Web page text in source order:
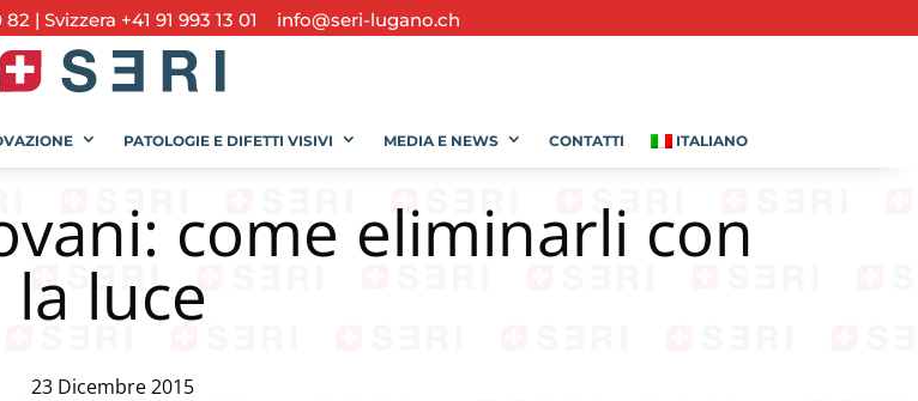
82 | Svizzera +41 91 993 13 01 info@seri-lugano.ch
PATOLOGIE E DIFETTI VISIVI MEDIA E NEWS CONTATTI ITALIANO
come eliminarli con
la luce
23 Dicembre 2015